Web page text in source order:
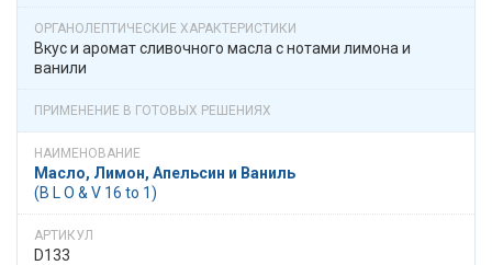
Вкус и аромат сливочного масла с нотами лимона и
ванили
Масло, Лимон, Апельсин и Ваниль
(B L О & V 16 to 1)
D133